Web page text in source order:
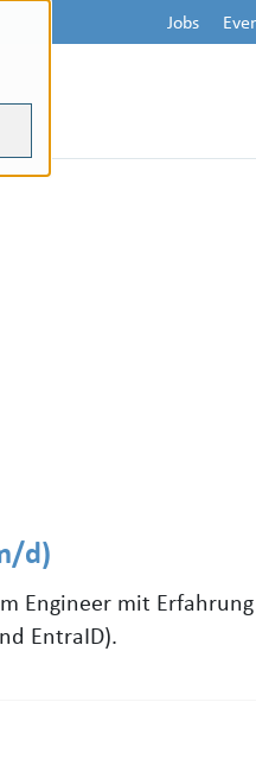
Jobs
d)
Engineer mit
EntraID).